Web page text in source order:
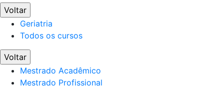
Voltar
Geriatria
Todos os cursos
Voltar
Mestrado Acadêmico
Mestrado Profissional